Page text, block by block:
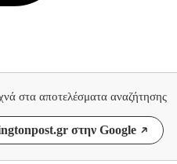
στα αποτελέσματα αναζήτησης
στην Google